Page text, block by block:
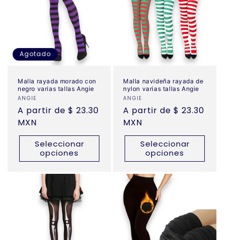
Agotado
Malla rayada morado con
negro varias tallas Angie
Proveedor:
ANGIE
Precio
habitual
A partir de $ 23.30
MXN
Seleccionar
opciones
Malla navideña rayada de
nylon varias tallas Angie
Proveedor:
ANGIE
Precio
habitual
A partir de $ 23.30
MXN
Seleccionar
opciones